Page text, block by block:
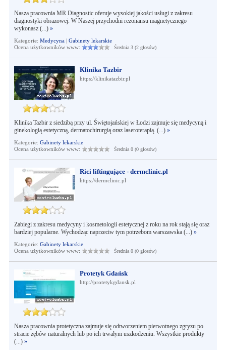
Nasza pracownia MR Diagnostic oferuje wysokiej jakości usługi z zakresu
diagnostyki obrazowej. W Naszej przychodni rezonansu magnetycznego
wykonasz (...) »
Kategorie: Medycyna| Gabinety lekarskie
Ocena użytkowników www:
Średnia 3 (2 głosów)
Klinika Tazbir
https://klinikatazbir.pl
Klinika Tazbir z siedzibą przy ul. Świętojańskiej w Łodzi zajmuje się medycyną i
ginekologią estetyczną, dermatochirurgią oraz laseroterapią. (...) »
Kategorie: Gabinety lekarskie
Ocena użytkowników www:
Średnia 0 (0 głosów)
Rici liftingujące - dermclinic.pl
https://dermclinic.pl
Zabiegi z zakresu medycyny i kosmetologii estetycznej z roku na rok stają się oraz
bardziej popularne. Wychodząc naprzeciw tym potrzebom warszawska (...) »
Kategorie: Gabinety lekarskie
Ocena użytkowników www:
Średnia 0 (0 głosów)
Protetyk Gdańsk
http://protetykgdansk.pl
Nasza pracownia protetyczna zajmuje się odtworzeniem pierwotnego zgryzu po
stracie zębów naturalnych lub po ich trwałym uszkodzeniu. Wszystkie produkty
(...) »